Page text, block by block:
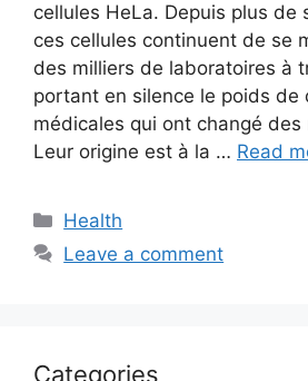
cellules HeLa. Depuis plus de
ces cellules continuent de se
des milliers de laboratoires à
portant en silence le poids de
médicales qui ont changé des
Leur origine est à la … Read
Categories
Health
Leave a comment
Categories